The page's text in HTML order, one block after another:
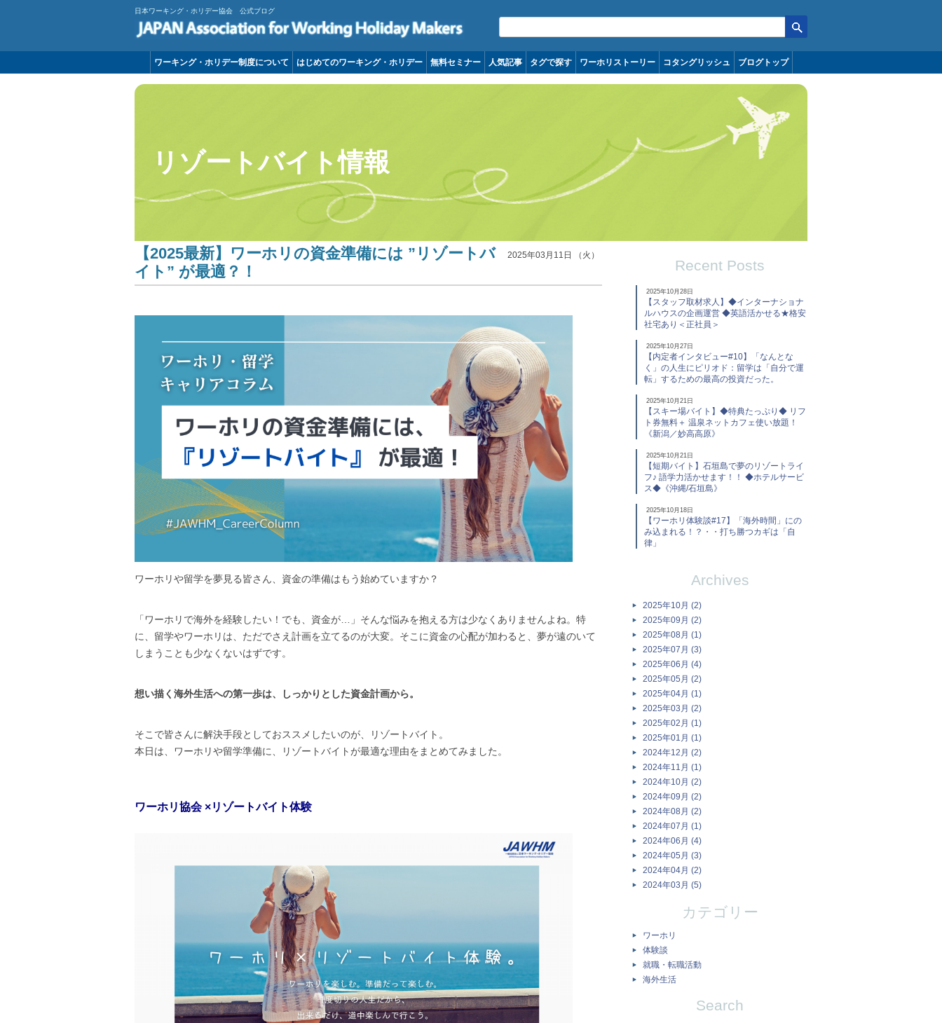
日本ワーキング・ホリデー協会 公式ブログ
コンテンツへ移動
ワーキング・ホリデー制度について はじめてのワーキング・ホリデー 無料セミナー 人気記事 タグで探す ワーホリストーリー コタングリッシュ ブログトップ
リゾートバイト情報
【2025最新】ワーホリの資金準備には ”リゾートバ
イト” が最適？！
2025年03月11日 （火）
ワーホリや留学を夢見る皆さん、資金の準備はもう始めていますか？
「ワーホリで海外を経験したい！でも、資金が…」そんな悩みを抱える方は少なくありませんよね。特
に、留学やワーホリは、ただでさえ計画を立てるのが大変。そこに資金の心配が加わると、夢が遠のいて
しまうことも少なくないはずです。
想い描く海外生活への第一歩は、しっかりとした資金計画から。
そこで皆さんに解決手段としておススメしたいのが、リゾートバイト。
本日は、ワーホリや留学準備に、リゾートバイトが最適な理由をまとめてみました。
ワーホリ協会 ×リゾートバイト体験
Recent Posts
2025年10月28日
【スタッフ取材求人】◆インターナショナ
ルハウスの企画運営 ◆英語活かせる★格安
社宅あり＜正社員＞
2025年10月27日
【内定者インタビュー#10】「なんとな
く」の人生にピリオド：留学は「自分で運
転」するための最高の投資だった。
2025年10月21日
【スキー場バイト】◆特典たっぷり◆ リフ
ト券無料＋ 温泉ネットカフェ使い放題！
《新潟／妙高高原》
2025年10月21日
【短期バイト】石垣島で夢のリゾートライ
フ♪ 語学力活かせます！！ ◆ホテルサービ
ス◆《沖縄/石垣島》
2025年10月18日
【ワーホリ体験談#17】「海外時間」にの
み込まれる！？・・打ち勝つカギは「自
律」
Archives
2025年10月 (2)
2025年09月 (2)
2025年08月 (1)
2025年07月 (3)
2025年06月 (4)
2025年05月 (2)
2025年04月 (1)
2025年03月 (2)
2025年02月 (1)
2025年01月 (1)
2024年12月 (2)
2024年11月 (1)
2024年10月 (2)
2024年09月 (2)
2024年08月 (2)
2024年07月 (1)
2024年06月 (4)
2024年05月 (3)
2024年04月 (2)
2024年03月 (5)
カテゴリー
ワーホリ
体験談
就職・転職活動
海外生活
Search